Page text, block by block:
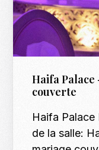
Haifa Palace
couverte
Haifa Palace
de la salle: